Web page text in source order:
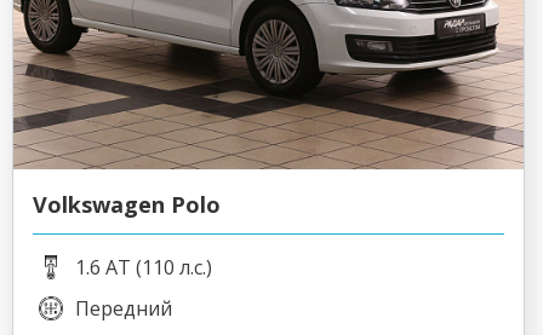
Volkswagen Polo
1.6 AT (110 л.с.)
Передний